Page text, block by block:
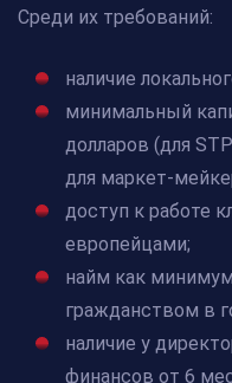
Среди их требований:
наличие
минимальный
долларов (для
для маркет-
доступ к работе
европейцами;
найм как
гражданством в
наличие у
финансов от 6